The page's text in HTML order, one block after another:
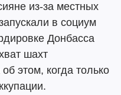
из-за местных
в социум
Донбасса
шахт
этом, когда только